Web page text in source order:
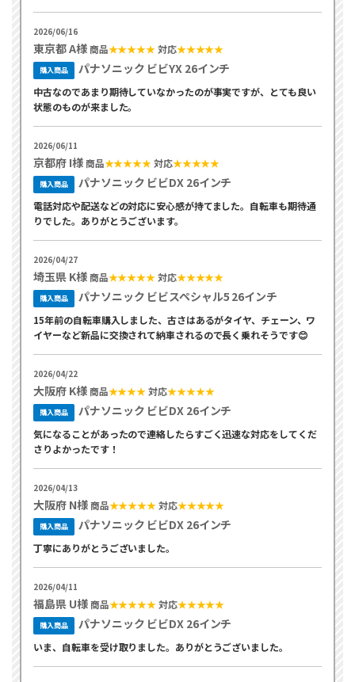
2026/06/16
東京都 A様商品★★★★★対応★★★★★
購入商品 パナソニック ビビYX 26インチ
中古なのであまり期待していなかったのが事実ですが、とても良い
状態のものが来ました。
2026/06/11
京都府 I様商品★★★★★対応★★★★★
購入商品 パナソニック ビビDX 26インチ
電話対応や配送などの対応に安心感が持てました。自転車も期待通
りでした。ありがとうございます。
2026/04/27
埼玉県 K様商品★★★★★対応★★★★★
購入商品 パナソニック ビビスペシャル5 26インチ
15年前の自転車購入しました、古さはあるがタイヤ、チェーン、ワ
イヤーなど新品に交換されて納車されるので長く乗れそうです😊
2026/04/22
大阪府 K様商品★★★★対応★★★★★
購入商品 パナソニック ビビDX 26インチ
気になることがあったので連絡したらすごく迅速な対応をしてくだ
さりよかったです！
2026/04/13
大阪府 N様商品★★★★★対応★★★★★
購入商品 パナソニック ビビDX 26インチ
丁寧にありがとうございました。
2026/04/11
福島県 U様商品★★★★★対応★★★★★
購入商品 パナソニック ビビDX 26インチ
いま、自転車を受け取りました。ありがとうございました。